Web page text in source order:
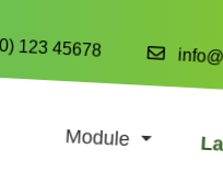
123 45678
Module
LAYOUT